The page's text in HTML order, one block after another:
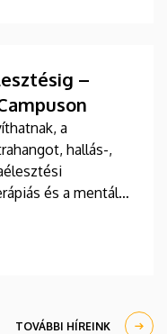
legrangosabb
tanára.
–
a
hallás-,
és a mentális
foglalkozásokon
Campus
Klinikai
illetve a
TOVÁBBI HÍREINK